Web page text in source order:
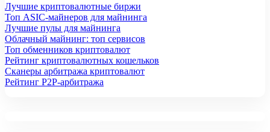
Лучшие криптовалютные биржи
Топ ASIC-майнеров для майнинга
Лучшие пулы для майнинга
Облачный майнинг: топ сервисов
Топ обменников криптовалют
Рейтинг криптовалютных кошельков
Сканеры арбитража криптовалют
Рейтинг P2P-арбитража